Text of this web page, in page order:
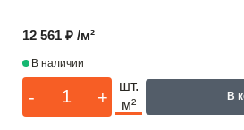
12 561 ₽ /м²
В наличии
- +
шт.
м²
В